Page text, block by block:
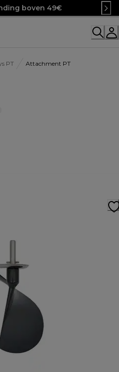
boven 49€
PT Attachment PT